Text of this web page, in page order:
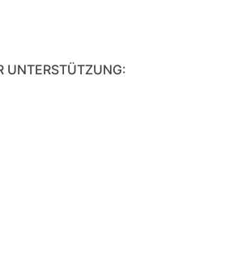
UNTERSTÜTZUNG: